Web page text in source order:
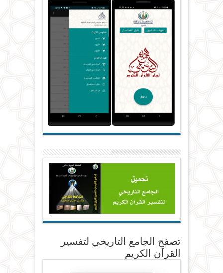
تصفح الجامع التاريخي لتفسير
القرآن الكريم